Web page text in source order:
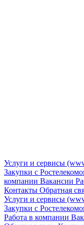
Услуги и сервисы
Закупки с
компании Вакансии
Контакты Обратная
Услуги и сервисы
Закупки с
Работа в компании